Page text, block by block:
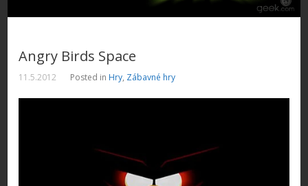
Angry Birds Space
11.5.2012 Posted in Hry, Zábavné hry